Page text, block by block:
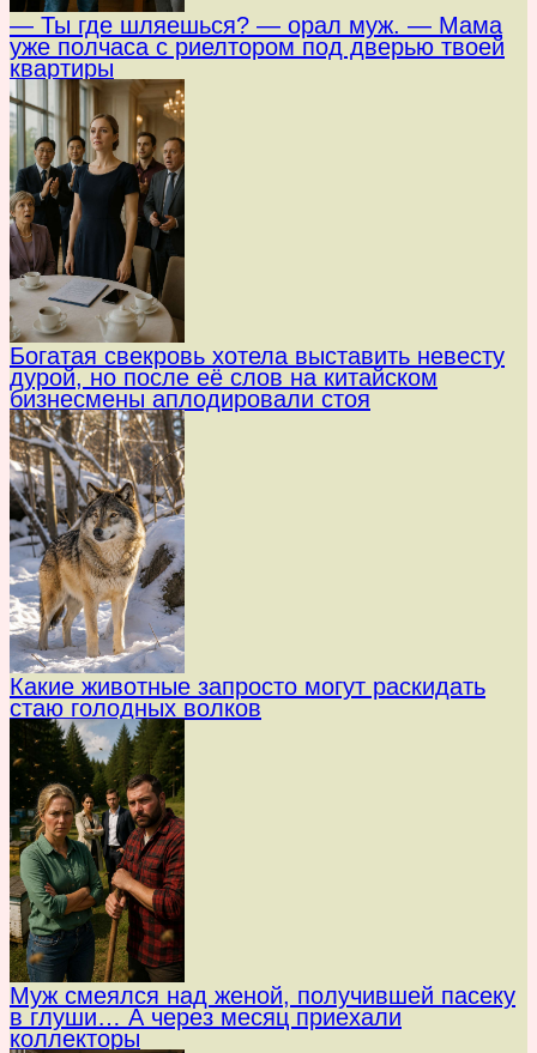
— Ты где шляешься? — орал муж. — Мама
уже полчаса с риелтором под дверью твоей
квартиры
Богатая свекровь хотела выставить невесту
дурой, но после её слов на китайском
бизнесмены аплодировали стоя
Какие животные запросто могут раскидать
стаю голодных волков
Муж смеялся над женой, получившей пасеку
в глуши… А через месяц приехали
коллекторы